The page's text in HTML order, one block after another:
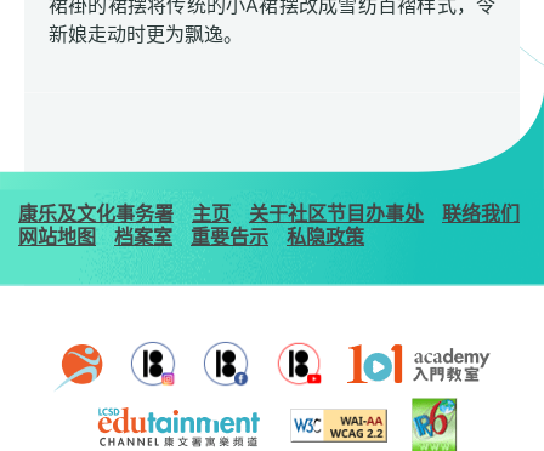
裙褂的裙摆将传统的小A裙摆改成雪纺百褶样式，令
新娘走动时更为飘逸。
康乐及文化事务署 主页 关于社区节目办事处
联络我们
网站地图
档案室 重要告示 私隐政策